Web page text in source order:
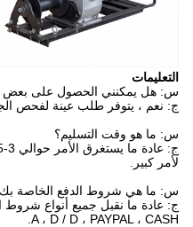
التعليمات
س: هل يمكنني الحصول على بعض
ج: نعم ، يتوفر طلب عينة لفحص
س: ما هو وقت التسليم؟
لأمر كبير.
س: ما هي شروط الدفع الخاصة بك؟
A ، D / D ، PAYPAL ، CASH.